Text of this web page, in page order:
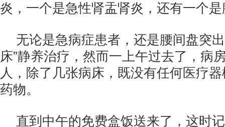
炎，一个是急性肾盂肾炎，还有一个
无论是急病症患者，还是腰间盘突
床”静养治疗，然而一上午过去了，病
人，除了几张病床，既没有任何医疗
药物。
直到中午的免费盒饭送来了，这时